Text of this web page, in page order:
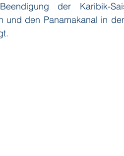
Sailing-Classics
der Karibik-
und den Panamakanal in